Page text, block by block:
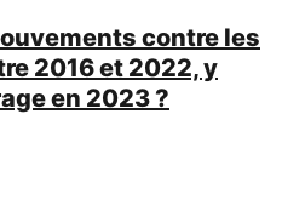
contre les
2016 et 2022, y
en 2023 ?